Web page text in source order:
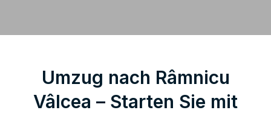
Umzug nach Râmnicu
Vâlcea – Starten Sie mit